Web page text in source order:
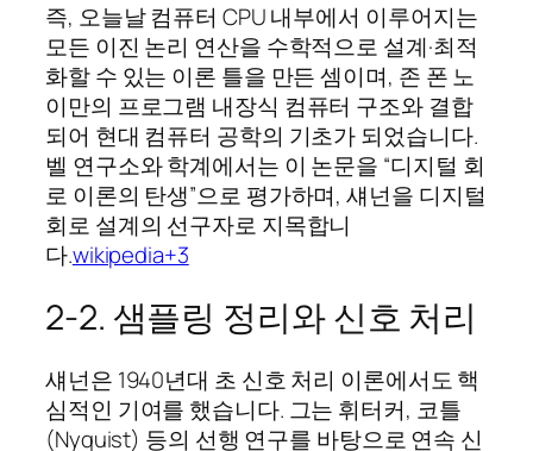
즉, 오늘날 컴퓨터 CPU 내부에서 이루어지는
모든 이진 논리 연산을 수학적으로 설계·최적
화할 수 있는 이론 틀을 만든 셈이며, 존 폰 노
이만의 프로그램 내장식 컴퓨터 구조와 결합
되어 현대 컴퓨터 공학의 기초가 되었습니다.
벨 연구소와 학계에서는 이 논문을 “디지털 회
로 이론의 탄생”으로 평가하며, 섀넌을 디지털
회로 설계의 선구자로 지목합니
다.wikipedia+3
2‑2. 샘플링 정리와 신호 처리
섀넌은 1940년대 초 신호 처리 이론에서도 핵
심적인 기여를 했습니다. 그는 휘터커, 코틀
(Nyquist) 등의 선행 연구를 바탕으로 연속 신